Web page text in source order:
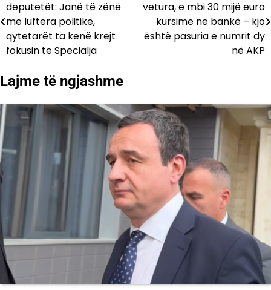
te
postimet
deputetët: Janë të zënë
me luftëra politike,
qytetarët ta kenë krejt
fokusin te Specialja
vetura, e mbi 30 mijë euro
kursime në bankë – kjo
është pasuria e numrit dy
në AKP
Lajme të ngjashme